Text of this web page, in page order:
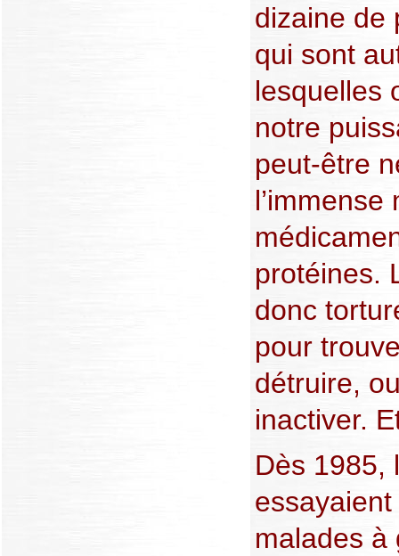
dizaine de
qui sont
lesquelles
notre
peut-être
protéines.
donc
pour
détruire,
inactiver.
Dès 1985,
malades à